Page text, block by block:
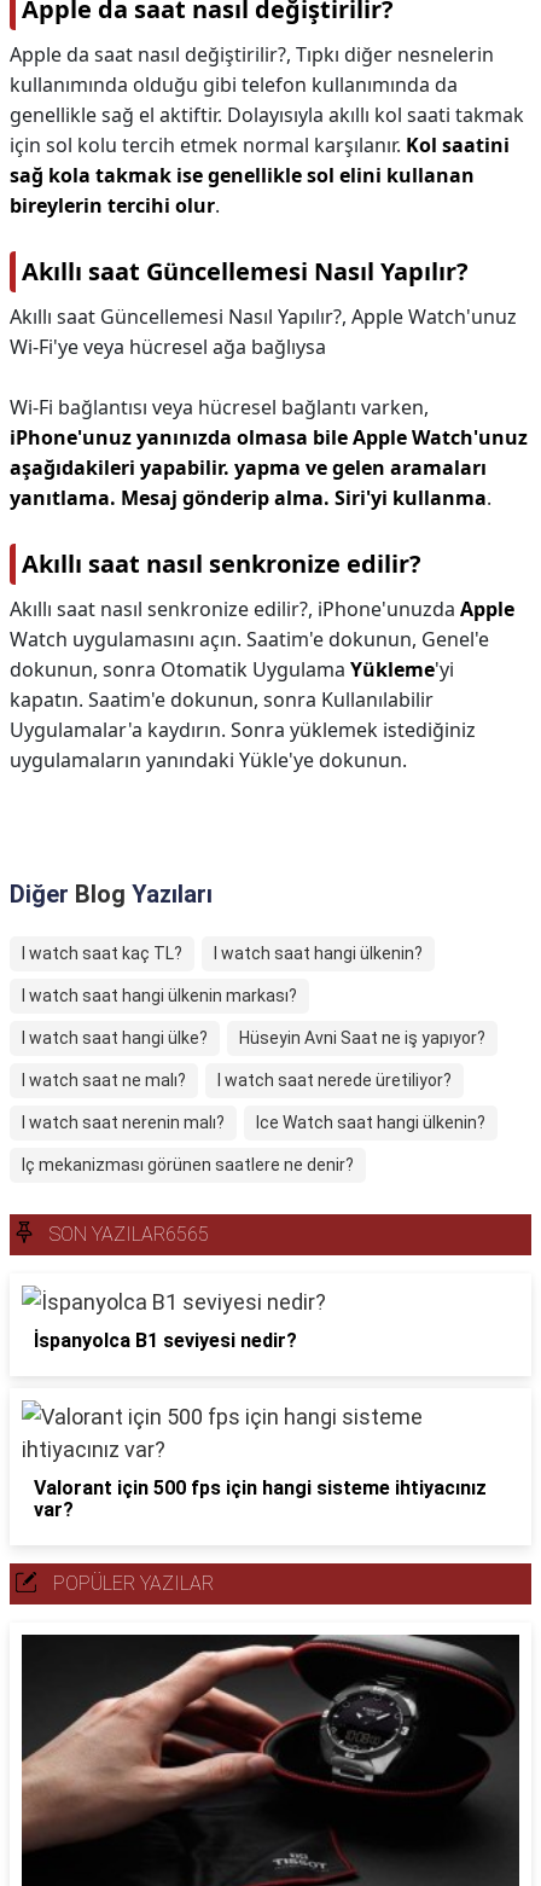
Apple da saat nasıl değiştirilir?
Apple da saat nasıl değiştirilir?, Tıpkı diğer nesnelerin
kullanımında olduğu gibi telefon kullanımında da
genellikle sağ el aktiftir. Dolayısıyla akıllı kol saati takmak
için sol kolu tercih etmek normal karşılanır. Kol saatini
sağ kola takmak ise genellikle sol elini kullanan
bireylerin tercihi olur.
Akıllı saat Güncellemesi Nasıl Yapılır?
Akıllı saat Güncellemesi Nasıl Yapılır?, Apple Watch'unuz
Wi-Fi'ye veya hücresel ağa bağlıysa
Wi-Fi bağlantısı veya hücresel bağlantı varken,
iPhone'unuz yanınızda olmasa bile Apple Watch'unuz
aşağıdakileri yapabilir. yapma ve gelen aramaları
yanıtlama. Mesaj gönderip alma. Siri'yi kullanma.
Akıllı saat nasıl senkronize edilir?
Akıllı saat nasıl senkronize edilir?, iPhone'unuzda Apple
Watch uygulamasını açın. Saatim'e dokunun, Genel'e
dokunun, sonra Otomatik Uygulama Yükleme'yi
kapatın. Saatim'e dokunun, sonra Kullanılabilir
Uygulamalar'a kaydırın. Sonra yüklemek istediğiniz
uygulamaların yanındaki Yükle'ye dokunun.
Diğer Blog Yazıları
I watch saat kaç TL? I watch saat hangi ülkenin?
I watch saat hangi ülkenin markası?
I watch saat hangi ülke? Hüseyin Avni Saat ne iş yapıyor?
I watch saat ne malı? I watch saat nerede üretiliyor?
I watch saat nerenin malı? Ice Watch saat hangi ülkenin?
Iç mekanizması görünen saatlere ne denir?
SON YAZILAR6565
İspanyolca B1 seviyesi nedir?
Valorant için 500 fps için hangi sisteme ihtiyacınız
var?
POPÜLER YAZILAR